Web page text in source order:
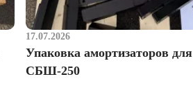
17.07.2026
Упаковка амортизаторов для
СБШ-250